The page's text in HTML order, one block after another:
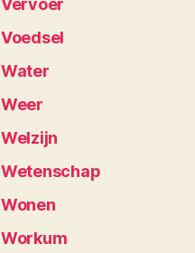
Voedsel
Water
Weer
Welzijn
Wetenschap
Wonen
Workum